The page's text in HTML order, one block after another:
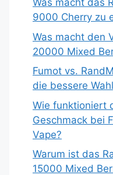
Was macht das
9000 Cherry zu
Was macht den
20000 Mixed
Fumot vs.
die bessere
Wie funktioniert
Geschmack bei
Vape?
Warum ist das
15000 Mixed